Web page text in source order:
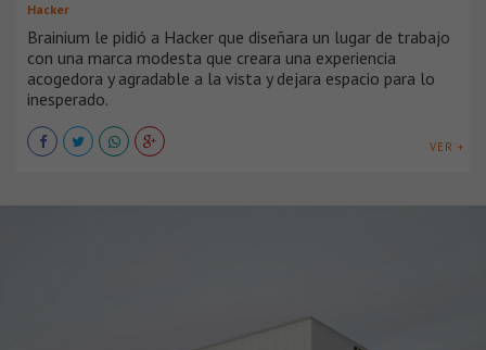
Hacker
Brainium le pidió a Hacker que diseñara un lugar de trabajo
con una marca modesta que creara una experiencia
acogedora y agradable a la vista y dejara espacio para lo
inesperado.
VER +